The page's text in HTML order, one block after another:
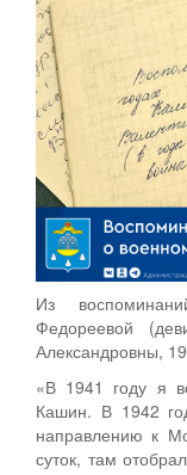
Из
Федореевой
Александровны,
«В 1941 году я
Кашин. В 1942
направлению к
суток, там